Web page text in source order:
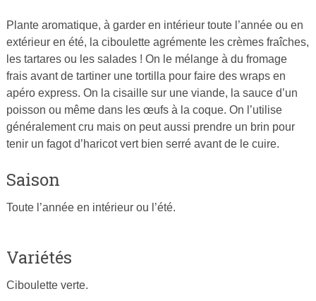
Publié
le
25
février
2015
par
Cuisine
Ta
Plante aromatique, à garder en intérieur toute l’année ou en
extérieur en été, la ciboulette agrémente les crèmes fraîches,
les tartares ou les salades ! On le mélange à du fromage
frais avant de tartiner une tortilla pour faire des wraps en
apéro express. On la cisaille sur une viande, la sauce d’un
poisson ou même dans les œufs à la coque. On l’utilise
généralement cru mais on peut aussi prendre un brin pour
tenir un fagot d’haricot vert bien serré avant de le cuire.
Saison
Toute l’année en intérieur ou l’été.
Variétés
Ciboulette verte.